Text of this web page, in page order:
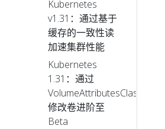
Kubernetes
v1.31：通过基于
缓存的一致性读
加速集群性能
Kubernetes
1.31：通过
VolumeAttributesClass
修改卷进阶至
Beta